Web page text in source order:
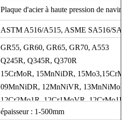
Plaque d'acier à haute pression de
ASTM A516/A515, ASME SA516/
GR55, GR60, GR65, GR70, A553
Q245R, Q345R, Q370R
15CrMoR, 15MnNiDR,
09MnNiDR, 12MnNiVR,
12Cr2Mo1R, 12Cr1MoVR, 12CrMo1R,
épaisseur : 1-500mm